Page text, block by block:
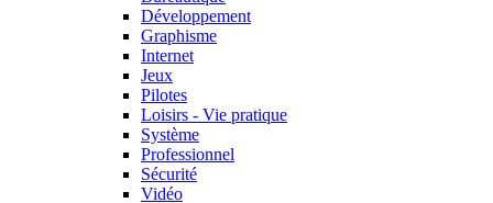
Développement
Graphisme
Internet
Jeux
Pilotes
Loisirs - Vie pratique
Système
Professionnel
Sécurité
Vidéo